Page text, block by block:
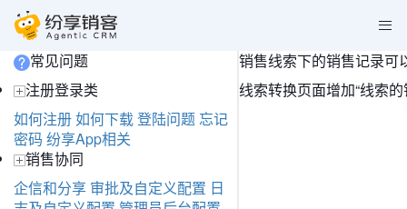
常见问题
注册登录类
如何注册如何下载登陆问题 忘记
密码 纷享App相关
销售协同
企信和分享 审批及自定义配置 日
销售线索下的销售记录可
线索转换页面增加“线索